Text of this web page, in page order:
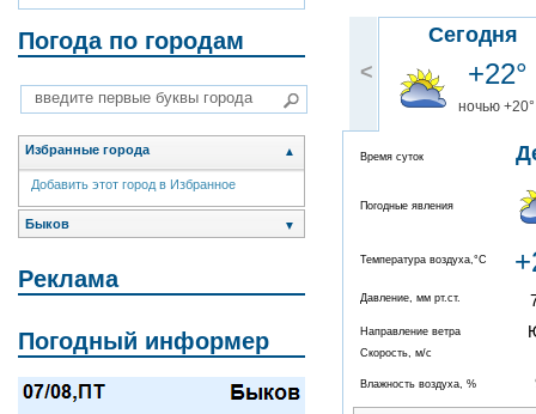
Погода по городам
Избранные города ▲
Добавить этот город в Избранное
Быков ▼
Реклама
Погодный информер
<
Сегодня
+22°
ночью +20°
Время суток
Погодные явления
Температура воздуха,°C
Давление, мм рт.ст.
Направление ветра
Скорость, м/с
Влажность воздуха, %